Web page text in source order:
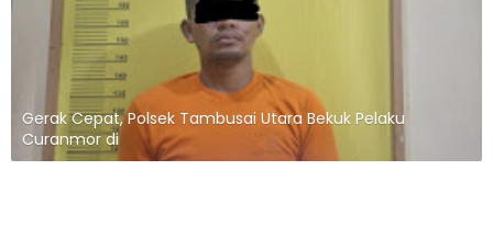
Gerak Cepat, Polsek Tambusai Utara Bekuk Pelaku
Curanmor di